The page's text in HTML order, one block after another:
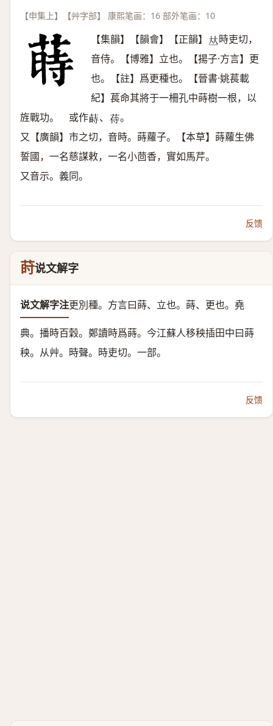
【申集上】【艸字部】 康熙笔画：16 部外笔画：10
【集韻】【韻會】【正韻】 𠀤時吏切，
音侍。【博雅】立也。【揚子·方言】更
也。【註】爲更種也。【晉書·姚萇載
紀】萇命其將于一柵孔中蒔樹一根，以
旌戰功。 或作𦸎 、 𦱎 。
又【廣韻】市之切，音時。蒔蘿子。【本草】蒔蘿生佛
誓國，一名慈謀敕，一名小茴香，實如馬芹。
又音示。義同。
反馈
莳说文解字
说文解字注更別種。 方言曰蒔、立也。蒔、更也。堯
典。播時百穀。鄭讀時爲蒔。今江蘇人移秧插田中曰蒔
秧。 从艸。時聲。 時吏切。一部。
反馈